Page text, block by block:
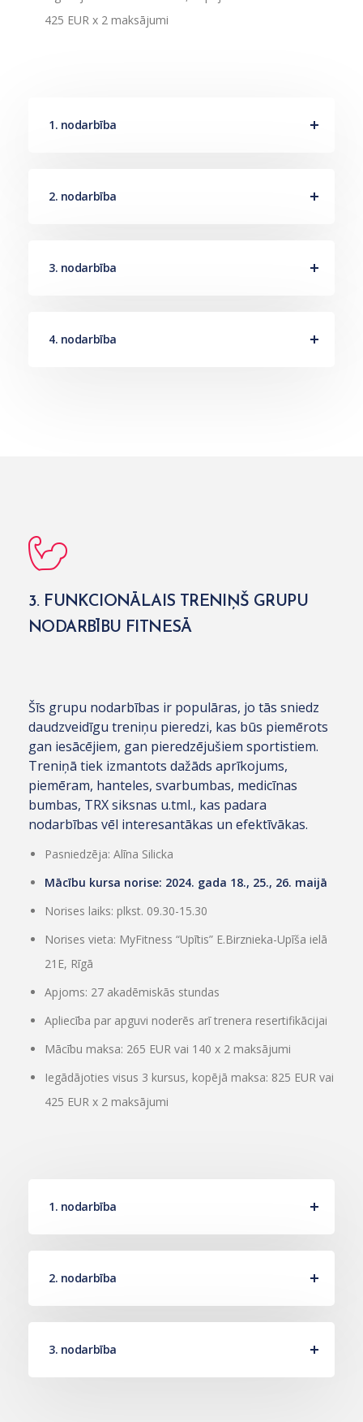
425 EUR x 2 maksājumi
1. nodarbība
2. nodarbība
3. nodarbība
4. nodarbība
3. FUNKCIONĀLAIS TRENIŅŠ GRUPU
NODARBĪBU FITNESĀ
Šīs grupu nodarbības ir populāras, jo tās sniedz
daudzveidīgu treniņu pieredzi, kas būs piemērots
gan iesācējiem, gan pieredzējušiem sportistiem.
Treniņā tiek izmantots dažāds aprīkojums,
piemēram, hanteles, svarbumbas, medicīnas
bumbas, TRX siksnas u.tml., kas padara
nodarbības vēl interesantākas un efektīvākas.
Pasniedzēja: Alīna Silicka
Mācību kursa norise: 2024. gada 18., 25., 26. maijā
Norises laiks: plkst. 09.30-15.30
Norises vieta: MyFitness “Upītis” E.Birznieka-Upīša ielā
21E, Rīgā
Apjoms: 27 akadēmiskās stundas
Apliecība par apguvi noderēs arī trenera resertifikācijai
Mācību maksa: 265 EUR vai 140 x 2 maksājumi
Iegādājoties visus 3 kursus, kopējā maksa: 825 EUR vai
425 EUR x 2 maksājumi
1. nodarbība
2. nodarbība
3. nodarbība